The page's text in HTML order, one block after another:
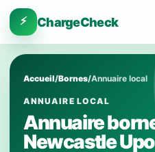
⚡ ChargeCheck
Accueil/Bornes/Annuaire local
ANNUAIRE LOCAL
Annuaire
Newcastle